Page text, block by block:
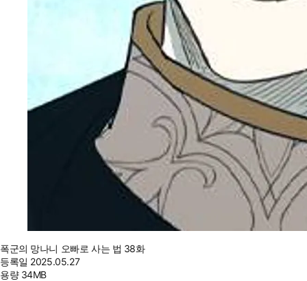
폭군의 망나니 오빠로 사는 법 38화
등록일 2025.05.27
용량 34MB